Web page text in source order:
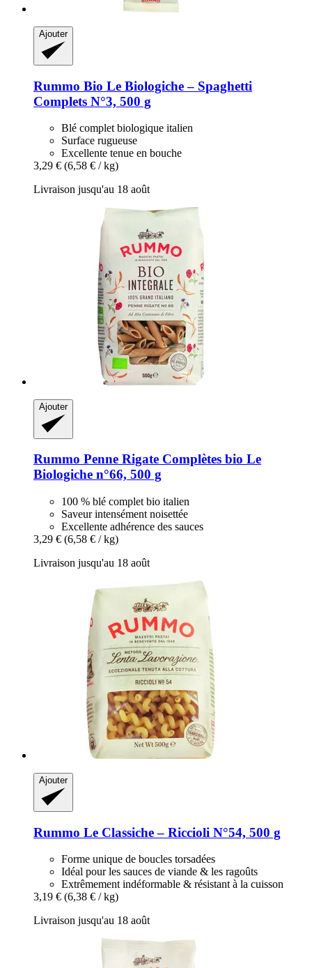
Ajouter
Rummo Bio Le Biologiche – Spaghetti
Complets N°3, 500 g
Blé complet biologique italien
Surface rugueuse
Excellente tenue en bouche
3,29 € (6,58 € / kg)
Livraison jusqu'au 18 août
Ajouter
Rummo Penne Rigate Complètes bio Le
Biologiche n°66, 500 g
100 % blé complet bio italien
Saveur intensément noisettée
Excellente adhérence des sauces
3,29 € (6,58 € / kg)
Livraison jusqu'au 18 août
Ajouter
Rummo Le Classiche – Riccioli N°54, 500 g
Forme unique de boucles torsadées
Idéal pour les sauces de viande & les ragoûts
Extrêmement indéformable & résistant à la cuisson
3,19 € (6,38 € / kg)
Livraison jusqu'au 18 août